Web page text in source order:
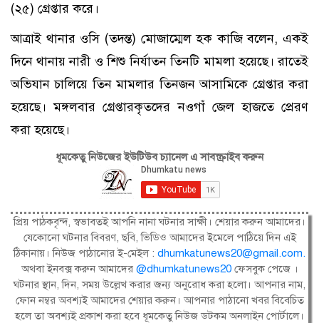
(২৫) গ্রেপ্তার করে।
আত্রাই থানার ওসি (তদন্ত) মোজাম্মেল হক কাজি বলেন, একই
দিনে থানায় নারী ও শিশু নির্যাতন তিনটি মামলা হয়েছে। রাতেই
অভিযান চালিয়ে তিন মামলার তিনজন আসামিকে গ্রেপ্তার করা
হয়েছে। মঙ্গলবার গ্রেপ্তারকৃতদের নওগাঁ জেল হাজতে প্রেরণ
করা হয়েছে।
ধূমকেতু নিউজের ইউটিউব চ্যানেল এ সাবস্ক্রাইব করুন
প্রিয় পাঠকবৃন্দ, স্বভাবতই আপনি নানা ঘটনার সাক্ষী। শেয়ার করুন আমাদের।
যেকোনো ঘটনার বিবরণ, ছবি, ভিডিও আমাদের ইমেলে পাঠিয়ে দিন এই
ঠিকানায়। নিউজ পাঠানোর ই-মেইল : dhumkatunews20@gmail.com.
অথবা ইনবক্স করুন আমাদের@dhumkatunews20 ফেসবুক পেজে ।
ঘটনার স্থান, দিন, সময় উল্লেখ করার জন্য অনুরোধ করা হলো। আপনার নাম,
ফোন নম্বর অবশ্যই আমাদের শেয়ার করুন। আপনার পাঠানো খবর বিবেচিত
হলে তা অবশ্যই প্রকাশ করা হবে ধূমকেতু নিউজ ডটকম অনলাইন পোর্টালে।